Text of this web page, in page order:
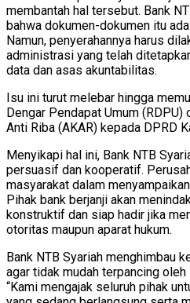
membantah hal tersebut. Bank
bahwa dokumen-dokumen itu
Namun, penyerahannya harus
administrasi yang telah
data dan asas akuntabilitas.
Isu ini turut melebar hingga
Dengar Pendapat Umum
Anti Riba (AKAR) kepada DPRD
Menyikapi hal ini, Bank NTB
persuasif dan kooperatif.
masyarakat dalam
Pihak bank berjanji akan
konstruktif dan siap hadir jika
otoritas maupun aparat hukum.
Bank NTB Syariah menghimbau
agar tidak mudah terpancing
“Kami mengajak seluruh pihak